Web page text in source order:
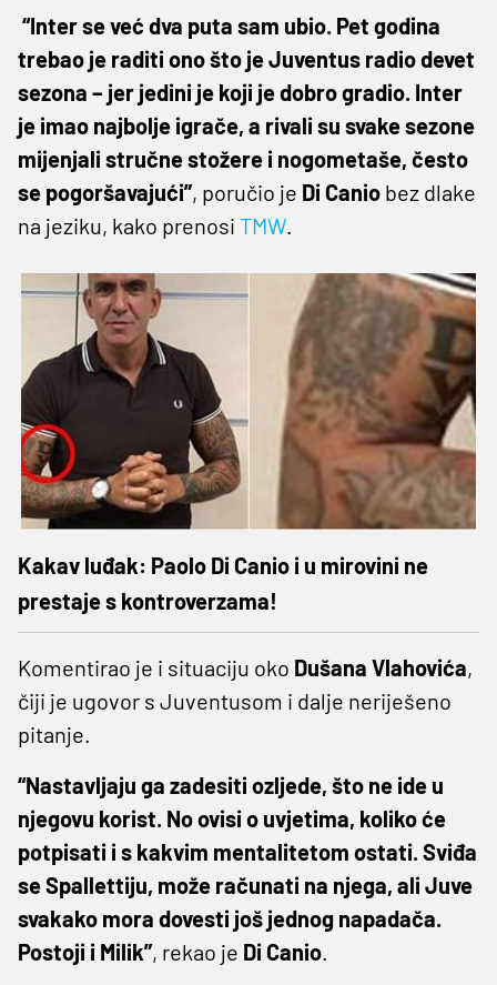
“Inter se već dva puta sam ubio. Pet godina
trebao je raditi ono što je Juventus radio devet
sezona – jer jedini je koji je dobro gradio. Inter
je imao najbolje igrače, a rivali su svake sezone
mijenjali stručne stožere i nogometaše, često
se pogoršavajući”, poručio je Di Canio bez dlake
na jeziku, kako prenosi TMW.
Kakav luđak: Paolo Di Canio i u mirovini ne
prestaje s kontroverzama!
Komentirao je i situaciju oko Dušana Vlahovića,
čiji je ugovor s Juventusom i dalje neriješeno
pitanje.
“Nastavljaju ga zadesiti ozljede, što ne ide u
njegovu korist. No ovisi o uvjetima, koliko će
potpisati i s kakvim mentalitetom ostati. Sviđa
se Spallettiju, može računati na njega, ali Juve
svakako mora dovesti još jednog napadača.
Postoji i Milik”, rekao je Di Canio.